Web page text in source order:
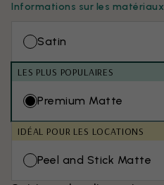
Informations sur les matériaux
Satin
LES PLUS POPULAIRES
Premium Matte
IDÉAL POUR LES LOCATIONS
Peel and Stick Matte